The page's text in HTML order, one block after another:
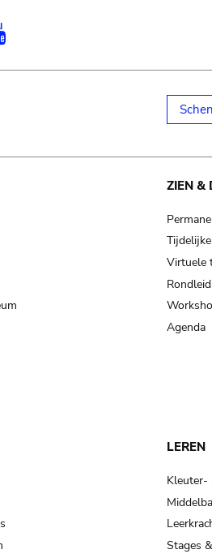
ZIEN &
Virtuele
Agenda
LEREN
Kleuter-
Stages